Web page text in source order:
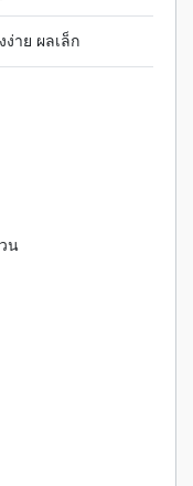
ง่าย ผลเล็ก
น